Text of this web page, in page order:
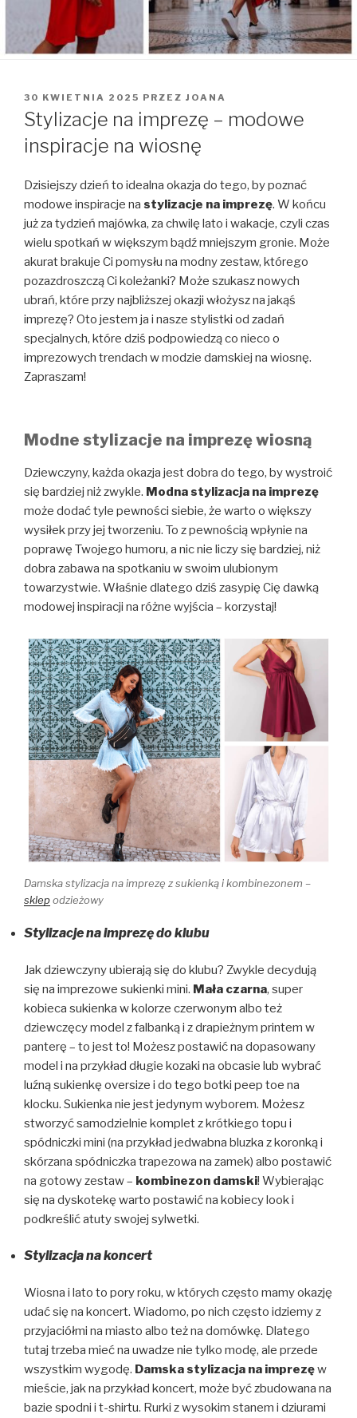
OPUBLIKOWANE
W
30 KWIETNIA 2025 PRZEZ JOANA
Stylizacje na imprezę – modowe
inspiracje na wiosnę
Dzisiejszy dzień to idealna okazja do tego, by poznać
modowe inspiracje na stylizacje na imprezę. W końcu
już za tydzień majówka, za chwilę lato i wakacje, czyli czas
wielu spotkań w większym bądź mniejszym gronie. Może
akurat brakuje Ci pomysłu na modny zestaw, którego
pozazdroszczą Ci koleżanki? Może szukasz nowych
ubrań, które przy najbliższej okazji włożysz na jakąś
imprezę? Oto jestem ja i nasze stylistki od zadań
specjalnych, które dziś podpowiedzą co nieco o
imprezowych trendach w modzie damskiej na wiosnę.
Zapraszam!
Modne stylizacje na imprezę wiosną
Dziewczyny, każda okazja jest dobra do tego, by wystroić
się bardziej niż zwykle. Modna stylizacja na imprezę
może dodać tyle pewności siebie, że warto o większy
wysiłek przy jej tworzeniu. To z pewnością wpłynie na
poprawę Twojego humoru, a nic nie liczy się bardziej, niż
dobra zabawa na spotkaniu w swoim ulubionym
towarzystwie. Właśnie dlatego dziś zasypię Cię dawką
modowej inspiracji na różne wyjścia – korzystaj!
Damska stylizacja na imprezę z sukienką i kombinezonem –
sklepodzieżowy
Stylizacje na imprezę do klubu
Jak dziewczyny ubierają się do klubu? Zwykle decydują
się na imprezowe sukienki mini. Mała czarna, super
kobieca sukienka w kolorze czerwonym albo też
dziewczęcy model z falbanką i z drapieżnym printem w
panterę – to jest to! Możesz postawić na dopasowany
model i na przykład długie kozaki na obcasie lub wybrać
luźną sukienkę oversize i do tego botki peep toe na
klocku. Sukienka nie jest jedynym wyborem. Możesz
stworzyć samodzielnie komplet z krótkiego topu i
spódniczki mini (na przykład jedwabna bluzka z koronką i
skórzana spódniczka trapezowa na zamek) albo postawić
na gotowy zestaw – kombinezon damski! Wybierając
się na dyskotekę warto postawić na kobiecy look i
podkreślić atuty swojej sylwetki.
Stylizacja na koncert
Wiosna i lato to pory roku, w których często mamy okazję
udać się na koncert. Wiadomo, po nich często idziemy z
przyjaciółmi na miasto albo też na domówkę. Dlatego
tutaj trzeba mieć na uwadze nie tylko modę, ale przede
wszystkim wygodę. Damska stylizacja na imprezęw
mieście, jak na przykład koncert, może być zbudowana na
bazie spodni i t-shirtu. Rurki z wysokim stanem i dziurami